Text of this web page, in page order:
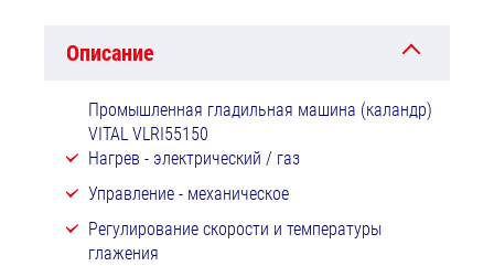
Описание
Промышленная гладильная машина (каландр)
VITAL VLRI55150
Нагрев - электрический / газ
Управление - механическое
Регулирование скорости и температуры
глажения